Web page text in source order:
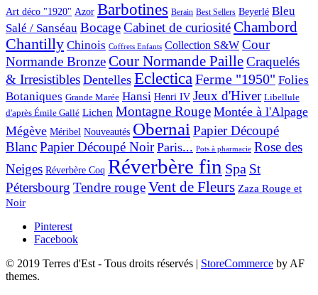
Art déco "1920" Azor Barbotines Berain Best Sellers Beyerlé Bleu
Salé / Sanséau BocageCabinet de curiositéChambord
Chantilly Chinois Coffrets Enfants Collection S&W Cour
Normande BronzeCour Normande PailleCraquelés
& Irresistibles Dentelles EclecticaFerme "1950" Folies
Botaniques Grande Marée Hansi Henri IV Jeux d'Hiver Libellule
d'après Émile Gallé Lichen Montagne Rouge Montée à l'Alpage
Mégève Méribel Nouveautés ObernaiPapier Découpé
BlancPapier Découpé Noir Paris... Pots à pharmacie Rose des
Neiges Réverbère Coq Réverbère fin Spa St
Pétersbourg Tendre rougeVent de Fleurs Zaza Rouge et
Noir
Pinterest
Facebook
© 2019 Terres d'Est - Tous droits réservés
StoreCommerce by AF
themes.